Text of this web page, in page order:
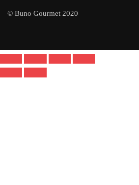
© Buno Gourmet 2020